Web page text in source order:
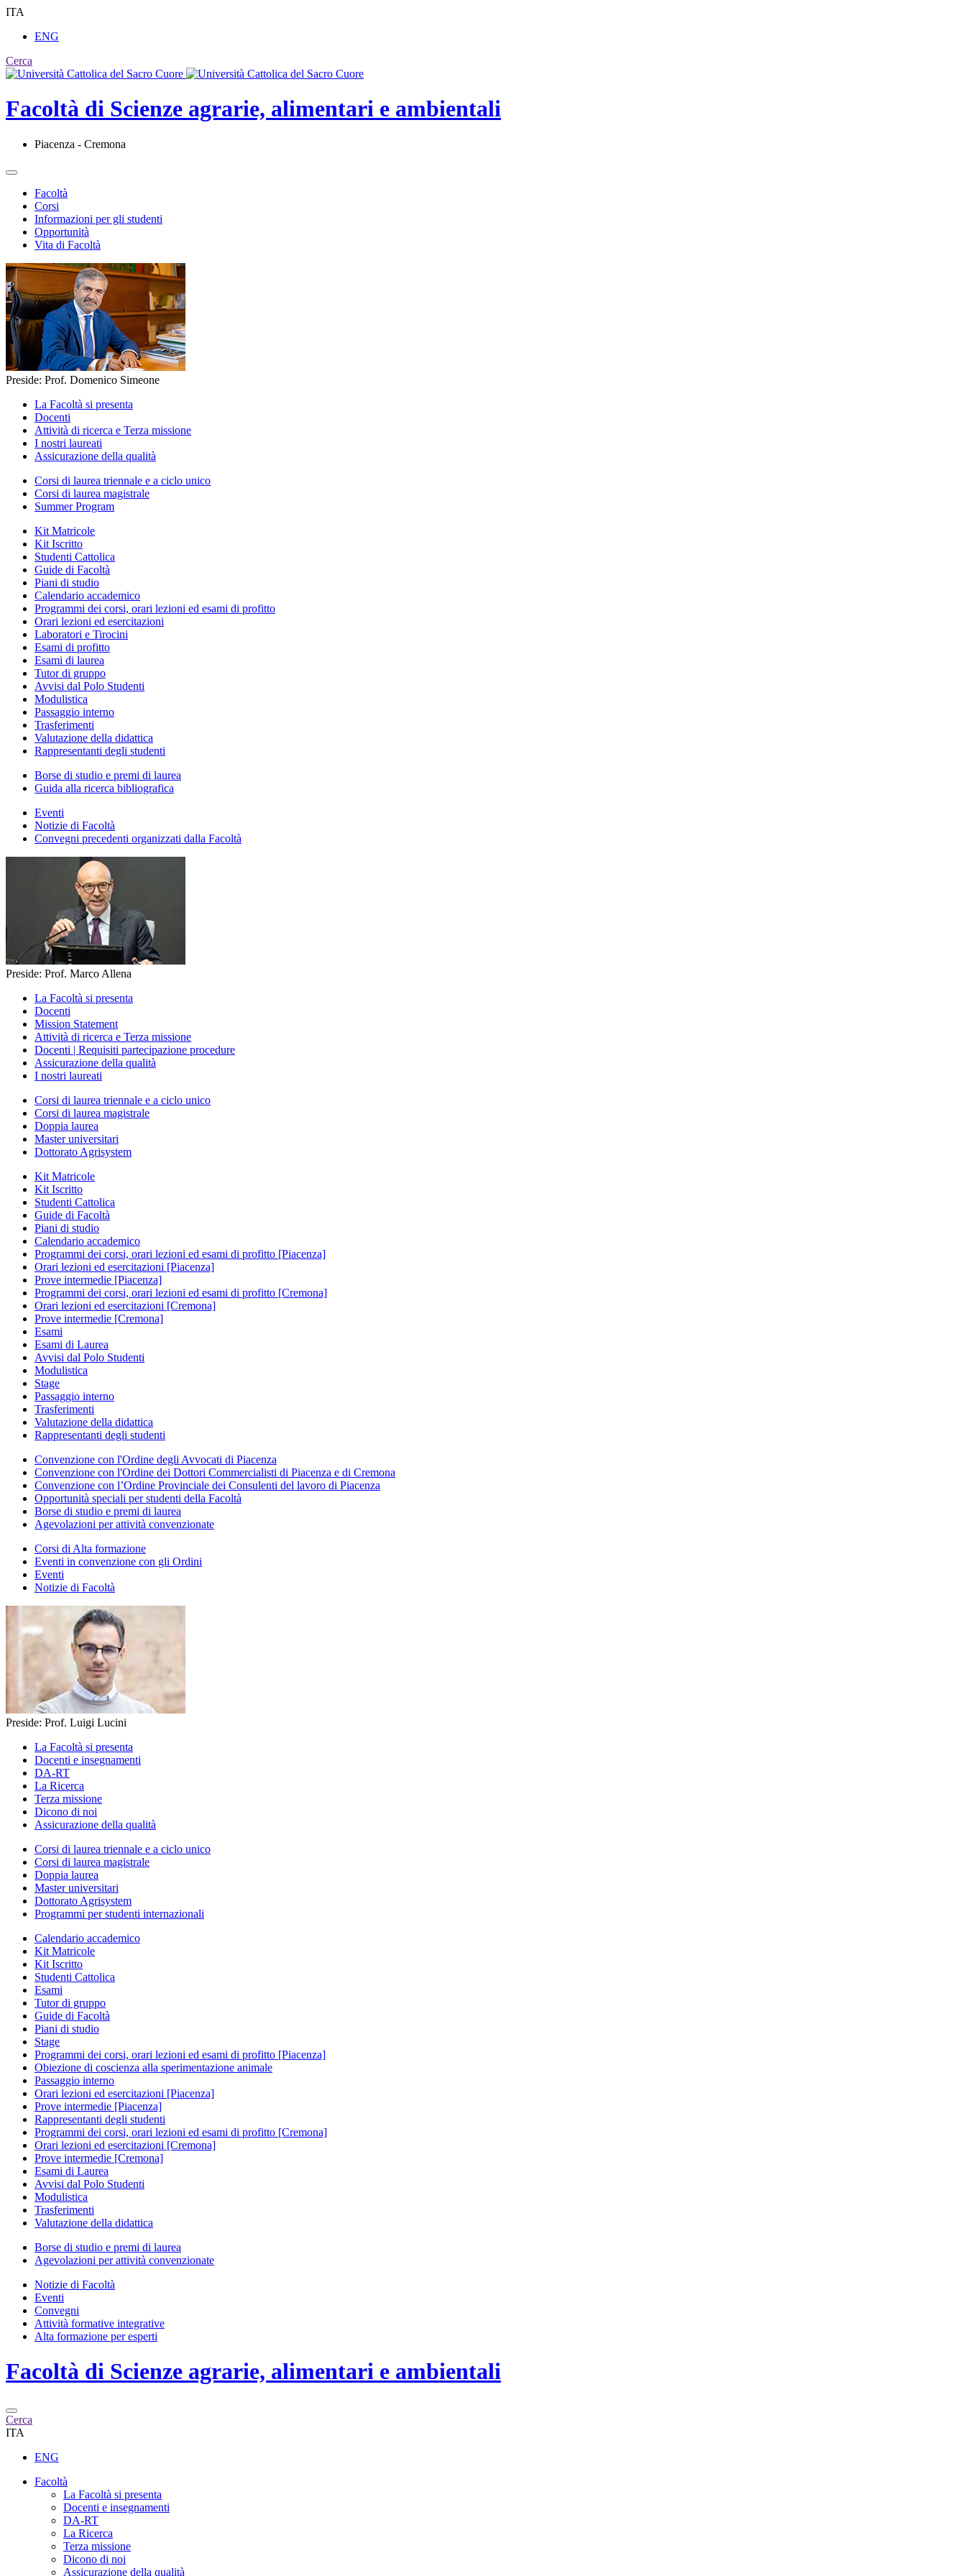
ITA
ENG
Cerca
Facoltà di Scienze agrarie, alimentari e ambientali
Piacenza - Cremona
Facoltà
Corsi
Informazioni per gli studenti
Opportunità
Vita di Facoltà
Preside: Prof. Domenico Simeone
La Facoltà si presenta
Docenti
Attività di ricerca e Terza missione
I nostri laureati
Assicurazione della qualità
Corsi di laurea triennale e a ciclo unico
Corsi di laurea magistrale
Summer Program
Kit Matricole
Kit Iscritto
Studenti Cattolica
Guide di Facoltà
Piani di studio
Calendario accademico
Programmi dei corsi, orari lezioni ed esami di profitto
Orari lezioni ed esercitazioni
Laboratori e Tirocini
Esami di profitto
Esami di laurea
Tutor di gruppo
Avvisi dal Polo Studenti
Modulistica
Passaggio interno
Trasferimenti
Valutazione della didattica
Rappresentanti degli studenti
Borse di studio e premi di laurea
Guida alla ricerca bibliografica
Eventi
Notizie di Facoltà
Convegni precedenti organizzati dalla Facoltà
Preside: Prof. Marco Allena
La Facoltà si presenta
Docenti
Mission Statement
Attività di ricerca e Terza missione
Docenti | Requisiti partecipazione procedure
Assicurazione della qualità
I nostri laureati
Corsi di laurea triennale e a ciclo unico
Corsi di laurea magistrale
Doppia laurea
Master universitari
Dottorato Agrisystem
Kit Matricole
Kit Iscritto
Studenti Cattolica
Guide di Facoltà
Piani di studio
Calendario accademico
Programmi dei corsi, orari lezioni ed esami di profitto [Piacenza]
Orari lezioni ed esercitazioni [Piacenza]
Prove intermedie [Piacenza]
Programmi dei corsi, orari lezioni ed esami di profitto [Cremona]
Orari lezioni ed esercitazioni [Cremona]
Prove intermedie [Cremona]
Esami
Esami di Laurea
Avvisi dal Polo Studenti
Modulistica
Stage
Passaggio interno
Trasferimenti
Valutazione della didattica
Rappresentanti degli studenti
Convenzione con l'Ordine degli Avvocati di Piacenza
Convenzione con l'Ordine dei Dottori Commercialisti di Piacenza e di Cremona
Convenzione con l’Ordine Provinciale dei Consulenti del lavoro di Piacenza
Opportunità speciali per studenti della Facoltà
Borse di studio e premi di laurea
Agevolazioni per attività convenzionate
Corsi di Alta formazione
Eventi in convenzione con gli Ordini
Eventi
Notizie di Facoltà
Preside: Prof. Luigi Lucini
La Facoltà si presenta
Docenti e insegnamenti
DA-RT
La Ricerca
Terza missione
Dicono di noi
Assicurazione della qualità
Corsi di laurea triennale e a ciclo unico
Corsi di laurea magistrale
Doppia laurea
Master universitari
Dottorato Agrisystem
Programmi per studenti internazionali
Calendario accademico
Kit Matricole
Kit Iscritto
Studenti Cattolica
Esami
Tutor di gruppo
Guide di Facoltà
Piani di studio
Stage
Programmi dei corsi, orari lezioni ed esami di profitto [Piacenza]
Obiezione di coscienza alla sperimentazione animale
Passaggio interno
Orari lezioni ed esercitazioni [Piacenza]
Prove intermedie [Piacenza]
Rappresentanti degli studenti
Programmi dei corsi, orari lezioni ed esami di profitto [Cremona]
Orari lezioni ed esercitazioni [Cremona]
Prove intermedie [Cremona]
Esami di Laurea
Avvisi dal Polo Studenti
Modulistica
Trasferimenti
Valutazione della didattica
Borse di studio e premi di laurea
Agevolazioni per attività convenzionate
Notizie di Facoltà
Eventi
Convegni
Attività formative integrative
Alta formazione per esperti
Facoltà di Scienze agrarie, alimentari e ambientali
Cerca
ITA
ENG
Facoltà
La Facoltà si presenta
Docenti e insegnamenti
DA-RT
La Ricerca
Terza missione
Dicono di noi
Assicurazione della qualità